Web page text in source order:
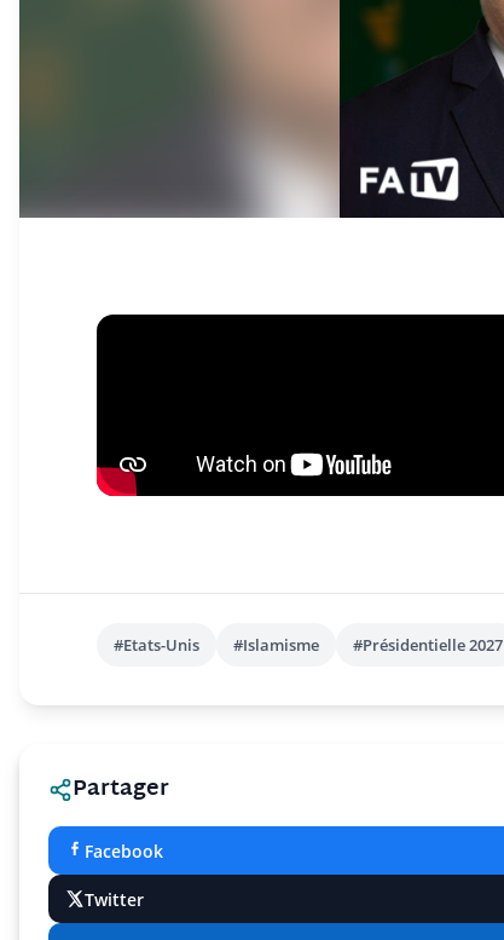
#Etats-Unis #Islamisme #Présidentielle 2027
Partager
Facebook
Twitter